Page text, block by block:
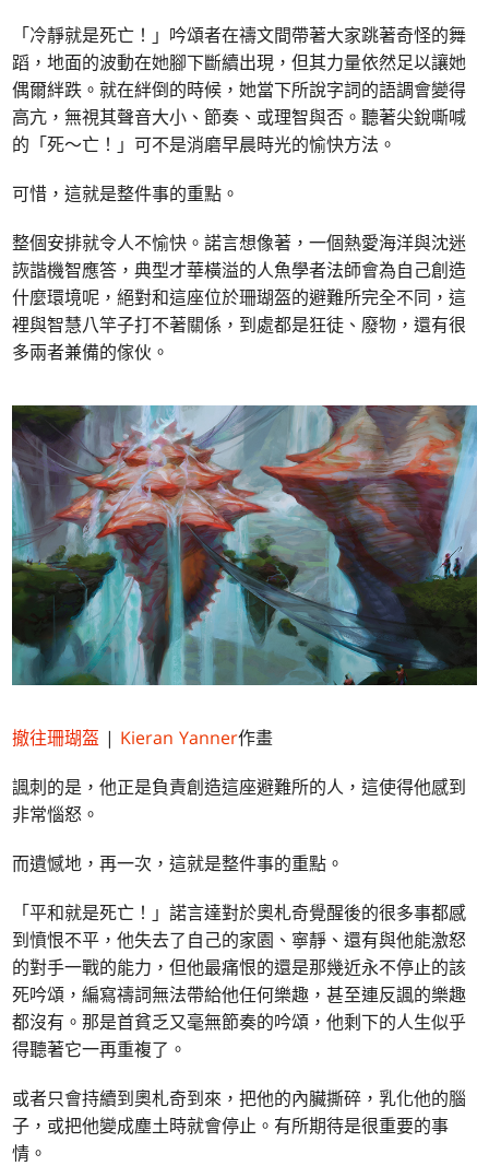
「冷靜就是死亡！」吟頌者在禱文間帶著大家跳著奇怪的舞
蹈，地面的波動在她腳下斷續出現，但其力量依然足以讓她
偶爾絆跌。就在絆倒的時候，她當下所說字詞的語調會變得
高亢，無視其聲音大小、節奏、或理智與否。聽著尖銳嘶喊
的「死～亡！」可不是消磨早晨時光的愉快方法。
可惜，這就是整件事的重點。
整個安排就令人不愉快。諾言想像著，一個熱愛海洋與沈迷
詼諧機智應答，典型才華橫溢的人魚學者法師會為自己創造
什麼環境呢，絕對和這座位於珊瑚盔的避難所完全不同，這
裡與智慧八竿子打不著關係，到處都是狂徒、廢物，還有很
多兩者兼備的傢伙。
撤往珊瑚盔 | Kieran Yanner作畫
諷刺的是，他正是負責創造這座避難所的人，這使得他感到
非常惱怒。
而遺憾地，再一次，這就是整件事的重點。
「平和就是死亡！」諾言達對於奧札奇覺醒後的很多事都感
到憤恨不平，他失去了自己的家園、寧靜、還有與他能激怒
的對手一戰的能力，但他最痛恨的還是那幾近永不停止的該
死吟頌，編寫禱詞無法帶給他任何樂趣，甚至連反諷的樂趣
都沒有。那是首貧乏又毫無節奏的吟頌，他剩下的人生似乎
得聽著它一再重複了。
或者只會持續到奧札奇到來，把他的內臟撕碎，乳化他的腦
子，或把他變成塵土時就會停止。有所期待是很重要的事
情。